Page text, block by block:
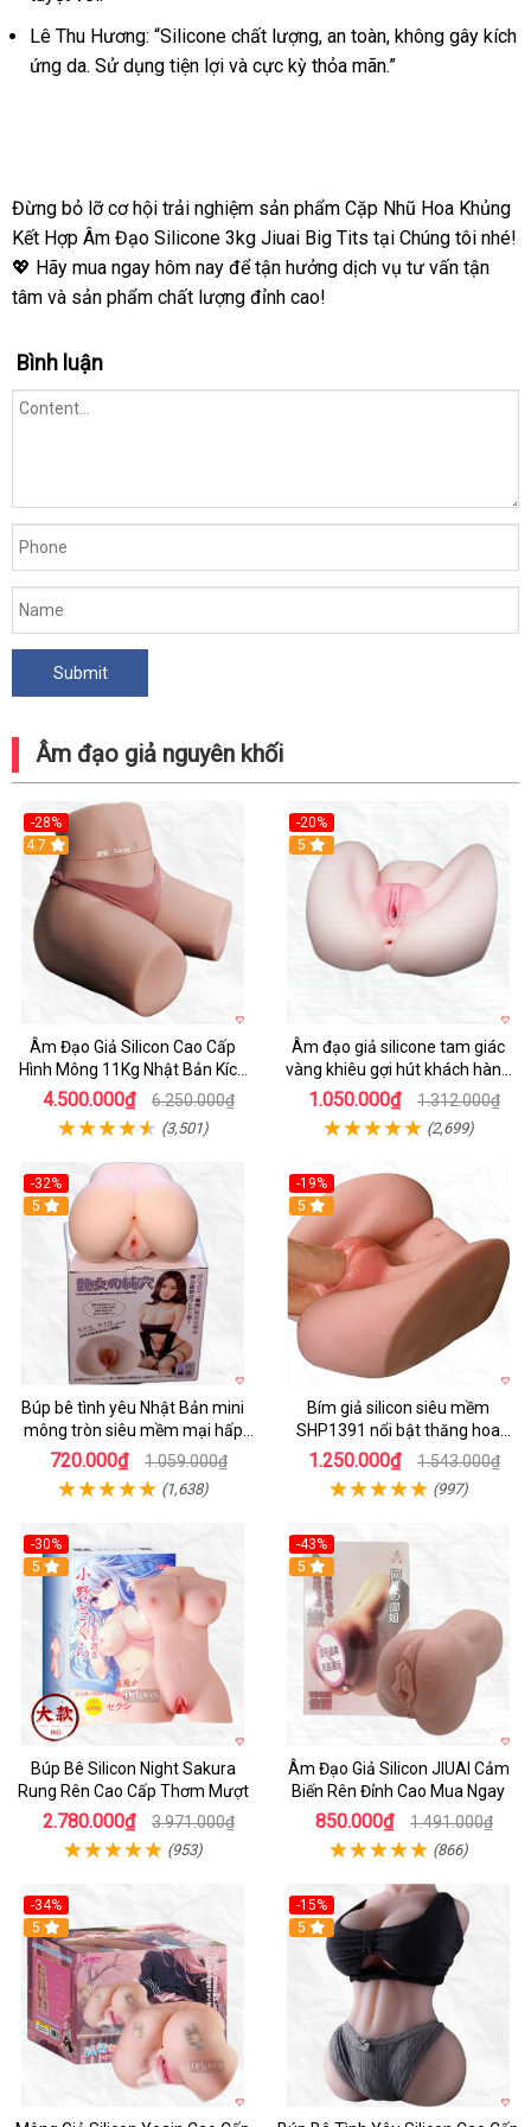
Lê Thu Hương: “Silicone chất lượng, an toàn, không gây kích
ứng da. Sử dụng tiện lợi và cực kỳ thỏa mãn.”
Đừng bỏ lỡ cơ hội trải nghiệm sản phẩm Cặp Nhũ Hoa Khủng
Kết Hợp Âm Đạo Silicone 3kg Jiuai Big Tits tại Chúng tôi nhé!
💖 Hãy mua ngay hôm nay để tận hưởng dịch vụ tư vấn tận
tâm và sản phẩm chất lượng đỉnh cao!
Bình luận
Âm đạo giả nguyên khối
-28%
4.7
Âm Đạo Giả Silicon Cao Cấp
Hình Mông 11Kg Nhật Bản Kích
Thước Như Thật
4.500.000₫ 6.250.000₫
(3,501)
-20%
Hot
5
Âm đạo giả silicone tam giác
vàng khiêu gợi hút khách hàng
nam
1.050.000₫ 1.312.000₫
(2,699)
-32%
Hot
5
Búp bê tình yêu Nhật Bản mini
mông tròn siêu mềm mại hấp
dẫn
720.000₫ 1.059.000₫
(1,638)
-19%
Hot
5
Bím giả silicon siêu mềm
SHP1391 nổi bật thăng hoa
hoàn hảo
1.250.000₫ 1.543.000₫
(997)
-30%
Hot
5
Búp Bê Silicon Night Sakura
Rung Rên Cao Cấp Thơm Mượt
2.780.000₫ 3.971.000₫
(953)
-43%
5
Âm Đạo Giả Silicon JIUAI Cảm
Biến Rên Đỉnh Cao Mua Ngay
850.000₫ 1.491.000₫
(866)
-34%
Hot
5
-15%
5